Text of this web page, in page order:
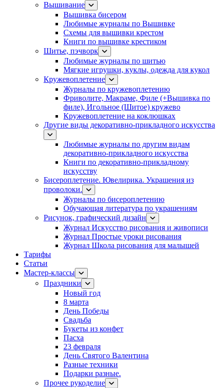
Вышивание
Вышивка бисером
Любимые журналы по Вышивке
Схемы для вышивки крестом
Книги по вышивке крестиком
Шитье, пэчворк
Любимые журналы по шитью
Мягкие игрушки, куклы, одежда для кукол
Кружевоплетение
Журналы по кружевоплетению
Фриволите, Макраме, Филе (+Вышивка по
филе), Игольное (Шитое) кружево
Кружевоплетение на коклюшках
Другие виды декоративно-прикладного искусства
Любимые журналы по другим видам
декоративно-прикладного искусства
Книги по декоративно-прикладному
искусству
Бисероплетение. Ювелирика. Украшения из
проволоки.
Журналы по бисероплетению
Обучающая литература по украшениям
Рисунок, графический дизайн
Журнал Искусство рисования и живописи
Журнал Простые уроки рисования
Журнал Школа рисования для малышей
Тарифы
Статьи
Мастер-классы
Праздники
Новый год
8 марта
День Победы
Свадьба
Букеты из конфет
Пасха
23 февраля
День Святого Валентина
Разные техники
Подарки разные.
Прочее рукоделие